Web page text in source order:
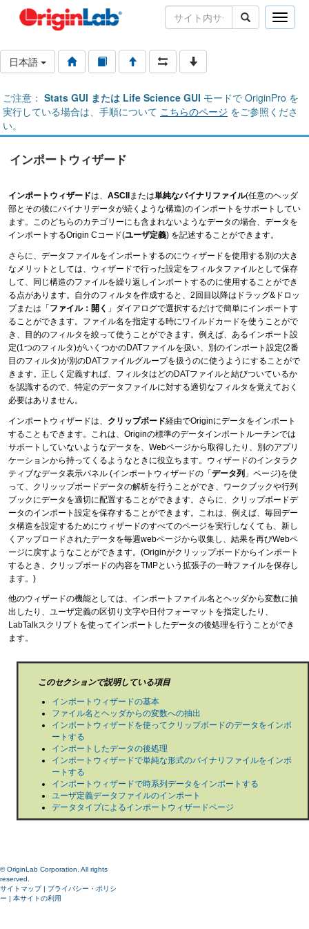
Toggle
日本語
ご注意： Stats GUI または Life Science GUI モードで OriginPro を
実行している場合は、手順について こちらのページ をご参照くださ
い。
インポートウィザード
インポートウィザードは、 ASCII または単純なバイナリファイル(任意のヘッダ
部とその後にバイナリデータが続くような構造)のインポートをサポートしてい
ます。このどちらのカテゴリーにも含まれないようなデータの場合、データを
インポートするOrigin Cコード(ユーザ定義) を記述することができます。
さらに、データファイルをインポートするのにウィザードを使用する別の大き
なメリットとしては、ウィザードで行った設定をフィルタファイルとして保存
して、同じ構造のファイルを繰り返しインポートするのに使用することができ
る点があります。自分のフィルタを作成すると、2回目以降はドラッグ&ドロッ
プまたは「 ファイル：開く 」ダイアログで選択するだけで簡単にインポートす
ることができます。ファイル名を指定する時にワイルドカードを使うことがで
き、目的のフィルタを絞って使うことができます。例えば、あるインポート設
定(1つのフィルタ)がいくつかのDATファイルを扱い、別のインポート設定(2番
目のフィルタ)が別のDATファイルグループを扱うのに使うようにすることがで
きます。正しく定義すれば、フィルタはどのDATファイルと結びついているか
を認識するので、特定のデータファイルに対する適切なフィルタを覚えておく
必要はありません。
インポートウィザードは、 クリップボード経由でOriginにデータをインポート
することもできます。これは、Originの標準のデータインポートルーチンでは
サポートしていないようなデータを、Webページから取得したり、別のアプリ
ケーションから持ってくるようなときに役立ちます。ウィザードのインタラク
ティブなデータ表示パネル (インポートウィザードの「データ列 」ページ)を使
って、クリッップボードデータの解析を行うことができ、ワークブックや行列
ブックにデータを適切に配置することができます。さらに、クリップボードデ
ータのインポート設定を保存することができます。これは、例えば、毎回デー
タ構造を設定するためにウィザードのすべてのページを実行しなくても、新し
くアップロードされたデータを毎週webページから収集し、結果を再びWebペ
ージに戻すようなことができます。(Originがクリッップボードからインポート
するとき、クリップボードの内容をTMPという拡張子の一時ファイルを保存し
ます。)
他のウィザードの機能としては、インポートファイル名とヘッダから変数に抽
出したり、ユーザ定義の区切り文字や日付フォーマットを指定したり、
LabTalkスクリプトを使ってインポートしたデータの後処理を行うことができ
ます。
このセクションで説明している項目
インポートウィザードの基本
ファイル名とヘッダからの変数への抽出
インポートウィザードを使ってクリップボードのデータをインポ
ートする
インポートしたデータの後処理
インポートウィザードで単純な形式のバイナリファイルをインポ
ートする
インポートウィザードで時系列データをインポートする
ユーザ定義データファイルのインポート
データタイプによるインポートウィザードページ
© OriginLab Corporation. All rights
reserved.
サイトマップ| プライバシー・ポリシ
ー | 本サイトの利用